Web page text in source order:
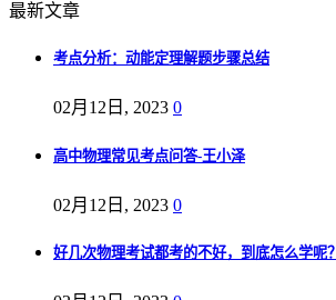
最新文章
考点分析：动能定理解题步骤总结
02月12日, 2023 0
高中物理常见考点问答-王小泽
02月12日, 2023 0
好几次物理考试都考的不好，到底怎么学呢？